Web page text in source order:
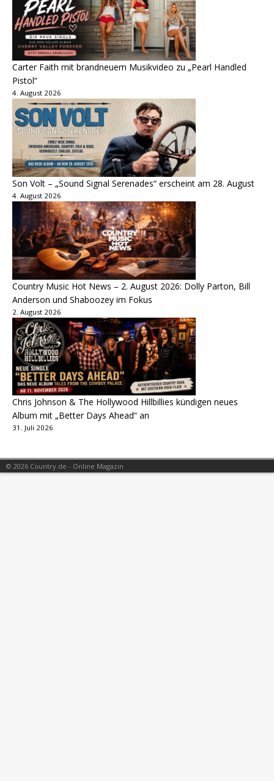
Carter Faith mit brandneuem Musikvideo zu „Pearl Handled
Pistol“
4. August 2026
Son Volt – „Sound Signal Serenades“ erscheint am 28. August
4. August 2026
Country Music Hot News – 2. August 2026: Dolly Parton, Bill
Anderson und Shaboozey im Fokus
2. August 2026
Chris Johnson & The Hollywood Hillbillies kündigen neues
Album mit „Better Days Ahead“ an
31. Juli 2026
© 2026 Country.de - Online Magazin